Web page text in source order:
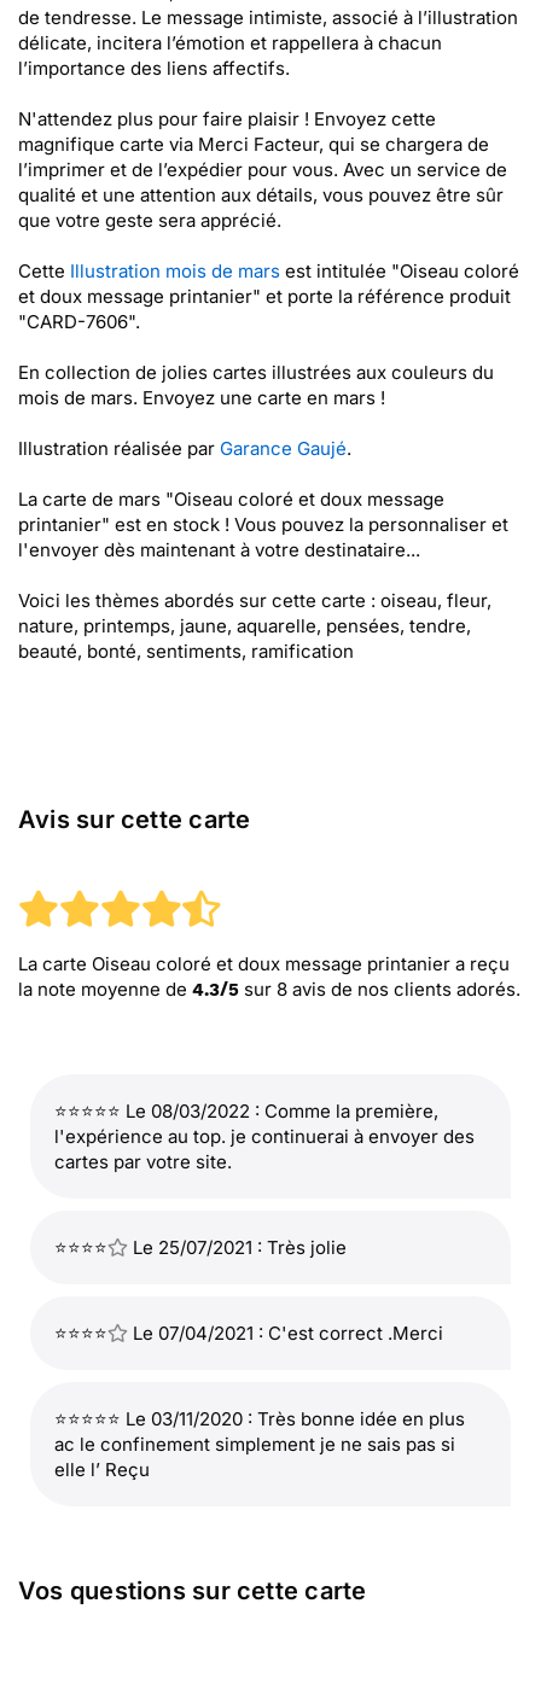
de tendresse. Le message intimiste, associé à l’illustration
délicate, incitera l’émotion et rappellera à chacun
l’importance des liens affectifs.
N'attendez plus pour faire plaisir ! Envoyez cette
magnifique carte via Merci Facteur, qui se chargera de
l’imprimer et de l’expédier pour vous. Avec un service de
qualité et une attention aux détails, vous pouvez être sûr
que votre geste sera apprécié.
Cette Illustration mois de mars est intitulée "Oiseau coloré
et doux message printanier" et porte la référence produit
"CARD-7606".
En collection de jolies cartes illustrées aux couleurs du
mois de mars. Envoyez une carte en mars !
Illustration réalisée par Garance Gaujé.
La carte de mars "Oiseau coloré et doux message
printanier" est en stock ! Vous pouvez la personnaliser et
l'envoyer dès maintenant à votre destinataire...
Voici les thèmes abordés sur cette carte : oiseau, fleur,
nature, printemps, jaune, aquarelle, pensées, tendre,
beauté, bonté, sentiments, ramification
Avis sur cette carte
La carte Oiseau coloré et doux message printanier a reçu
la note moyenne de 4.3/5 sur 8 avis de nos clients adorés.
⭐⭐⭐⭐⭐ Le 08/03/2022 : Comme la première,
l'expérience au top. je continuerai à envoyer des
cartes par votre site.
⭐⭐⭐⭐ Le 25/07/2021 : Très jolie
⭐⭐⭐⭐ Le 07/04/2021 : C'est correct .Merci
⭐⭐⭐⭐⭐ Le 03/11/2020 : Très bonne idée en plus
ac le confinement simplement je ne sais pas si
elle l’ Reçu
Vos questions sur cette carte